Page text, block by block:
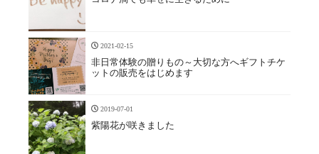
2021-02-15
非日常体験の贈りもの～大切な方へギフトチケ
ットの販売をはじめます
2019-07-01
紫陽花が咲きました